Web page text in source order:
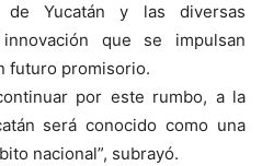
de Yucatán y las diversas
que se impulsan
futuro promisorio.
por este rumbo, a la
será conocido como una
nacional”, subrayó.